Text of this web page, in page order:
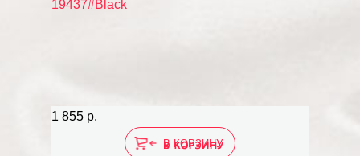
1 855 р.
В КОРЗИНУ